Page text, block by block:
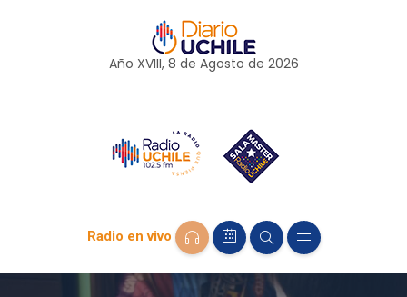
Año XVIII, 8 de Agosto de 2026
Radio en vivo